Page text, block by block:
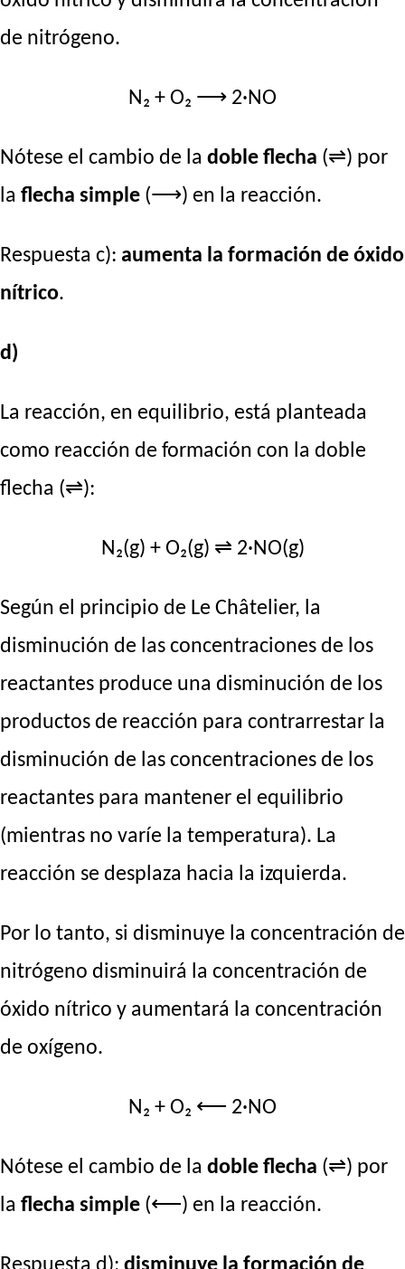
de nitrógeno.
N₂ + O₂ ⟶ 2·NO
Nótese el cambio de la doble flecha (⇌) por
la flecha simple (⟶) en la reacción.
Respuesta c): aumenta la formación de óxido
nítrico.
d)
La reacción, en equilibrio, está planteada
como reacción de formación con la doble
flecha (⇌):
N₂(g) + O₂(g) ⇌ 2·NO(g)
Según el principio de Le Châtelier, la
disminución de las concentraciones de los
reactantes produce una disminución de los
productos de reacción para contrarrestar la
disminución de las concentraciones de los
reactantes para mantener el equilibrio
(mientras no varíe la temperatura). La
reacción se desplaza hacia la izquierda.
Por lo tanto, si disminuye la concentración de
nitrógeno disminuirá la concentración de
óxido nítrico y aumentará la concentración
de oxígeno.
N₂ + O₂ ⟵ 2·NO
Nótese el cambio de la doble flecha (⇌) por
la flecha simple (⟵) en la reacción.